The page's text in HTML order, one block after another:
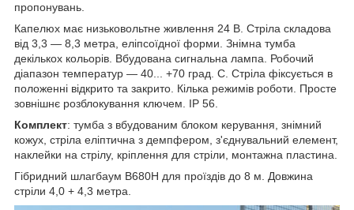
пропонувань.
Капелюх має низьковольтне живлення 24 В. Стріла складова
від 3,3 — 8,3 метра, еліпсоїдної форми. Знімна тумба
декількох кольорів. Вбудована сигнальна лампа. Робочий
діапазон температур — 40... +70 град. С. Стріла фіксується в
положенні відкрито та закрито. Кілька режимів роботи. Просте
зовнішнє розблокування ключем. IP 56.
Комплект: тумба з вбудованим блоком керування, знімний
кожух, стріла еліптична з демпфером, з'єднувальний елемент,
наклейки на стрілу, кріплення для стріли, монтажна пластина.
Гібридний шлагбаум B680H для проїздів до 8 м. Довжина
стріли 4,0 + 4,3 метра.